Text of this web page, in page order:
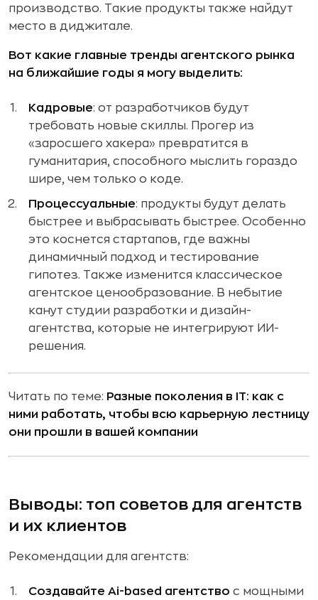
производство. Такие продукты также найдут
место в диджитале.
Вот какие главные тренды агентского рынка
на ближайшие годы я могу выделить:
Кадровые: от разработчиков будут
требовать новые скиллы. Прогер из
«заросшего хакера» превратится в
гуманитария, способного мыслить гораздо
шире, чем только о коде.
Процессуальные: продукты будут делать
быстрее и выбрасывать быстрее. Особенно
это коснется стартапов, где важны
динамичный подход и тестирование
гипотез. Также изменится классическое
агентское ценообразование. В небытие
канут студии разработки и дизайн-
агентства, которые не интегрируют ИИ-
решения.
Читать по теме: Разные поколения в IT: как с
ними работать, чтобы всю карьерную лестницу
они прошли в вашей компании
Выводы: топ советов для агентств
и их клиентов
Рекомендации для агентств:
Создавайте Ai-based агентство с мощными